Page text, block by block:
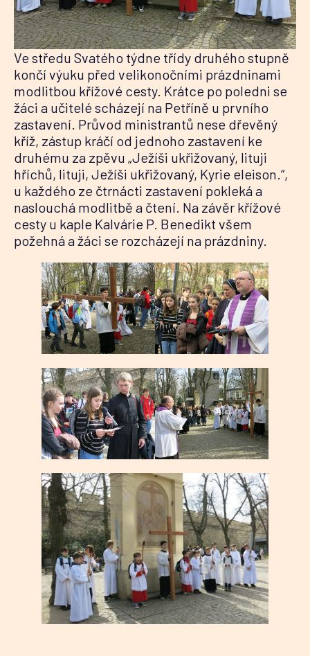
Ve středu Svatého týdne třídy druhého stupně
končí výuku před velikonočními prázdninami
modlitbou křížové cesty. Krátce po poledni se
žáci a učitelé scházejí na Petříně u prvního
zastavení. Průvod ministrantů nese dřevěný
kříž, zástup kráčí od jednoho zastavení ke
druhému za zpěvu „Ježíši ukřižovaný, lituji
hříchů, lituji, Ježíši ukřižovaný, Kyrie eleison.“,
u každého ze čtrnácti zastavení pokleká a
naslouchá modlitbě a čtení. Na závěr křížové
cesty u kaple Kalvárie P. Benedikt všem
požehná a žáci se rozcházejí na prázdniny.